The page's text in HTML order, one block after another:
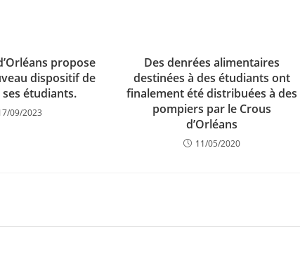
propose
dispositif de
étudiants.
09/2023
Des denrées alimentaires
destinées à des étudiants ont
finalement été distribuées à des
pompiers par le Crous
d’Orléans
11/05/2020